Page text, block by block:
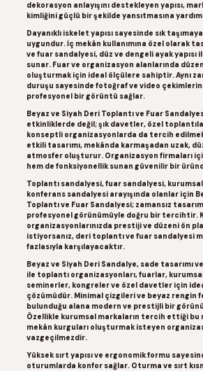
dekorasyon anlayışını destekleyen yapısı,
kimliğini güçlü bir şekilde yansıtmasına
Dayanıklı iskelet yapısı sayesinde sık
uygundur. İç mekân kullanımına özel olarak
ve fuar sandalyesi, düz ve dengeli ayak
sunar. Fuar ve organizasyon alanlarında
oluşturmak için ideal ölçülere sahiptir. Aynı
duruşu sayesinde fotoğraf ve video
profesyonel bir görüntü sağlar.
Beyaz ve Siyah Deri Toplantı ve Fuar
etkinliklerde değil; şık davetler, özel
konseptli organizasyonlarda da tercih
etkili tasarımı, mekânda karmaşadan uzak,
atmosfer oluşturur. Organizasyon firmaları
hem de fonksiyonellik sunan güvenilir bir
Toplantı sandalyesi, fuar sandalyesi,
konferans sandalyesi arayışında olanlar için
Toplantı ve Fuar Sandalyesi; zamansız
profesyonel görünümüyle doğru bir tercihtir.
organizasyonlarınızda prestiji ve düzeni ön
istiyorsanız, deri toplantı ve fuar sandalyesi
fazlasıyla karşılayacaktır.
Beyaz ve Siyah Deri Sandalye, sade tasarımı
ile toplantı organizasyonları, fuarlar,
seminerler, kongreler ve özel davetler için
çözümüdür. Minimal çizgileri ve beyaz rengin
bulunduğu alana modern ve prestijli bir
Özellikle kurumsal markaların tercih ettiği bu
mekân kurguları oluşturmak isteyen
vazgeçilmezdir.
Yüksek sırt yapısı ve ergonomik formu
oturumlarda konfor sağlar. Oturma ve sırt